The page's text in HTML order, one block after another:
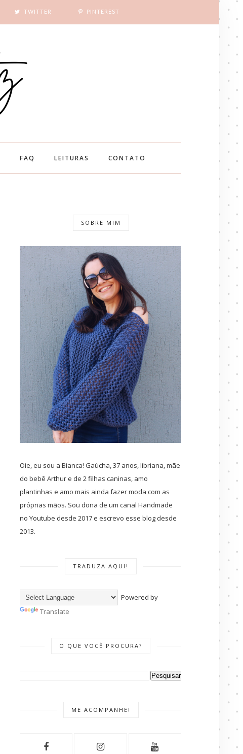
TWITTER PINTEREST
FAQ LEITURAS CONTATO
SOBRE MIM
Oie, eu sou a Bianca! Gaúcha, 37 anos, libriana, mãe
do bebê Arthur e de 2 filhas caninas, amo
plantinhas e amo mais ainda fazer moda com as
próprias mãos. Sou dona de um canal Handmade
no Youtube desde 2017 e escrevo esse blog desde
2013.
TRADUZA AQUI!
Powered by
Translate
O QUE VOCÊ PROCURA?
ME ACOMPANHE!